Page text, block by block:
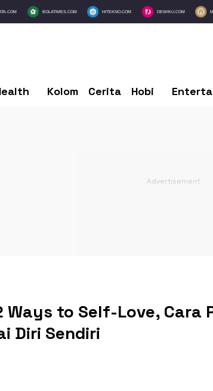
BOLATIMES.COM HITEKNO.COM DEWIKU.COM
Kolom Cerita Hobi
Ways to Self-Love, Cara
Diri Sendiri